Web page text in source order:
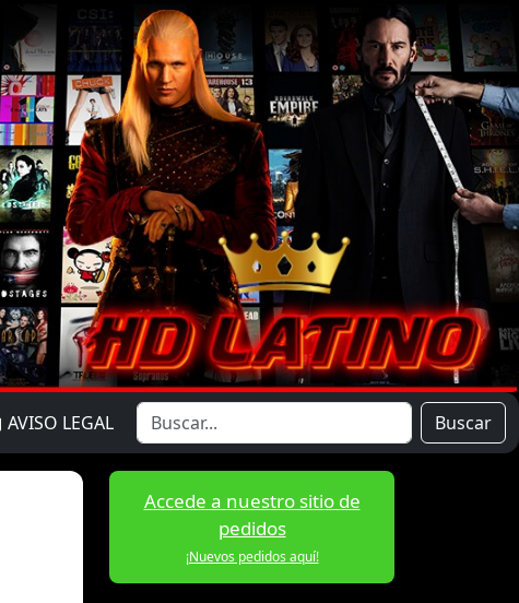
AVISO LEGAL Buscar
Accede a nuestro sitio de
pedidos
¡Nuevos pedidos aquí!